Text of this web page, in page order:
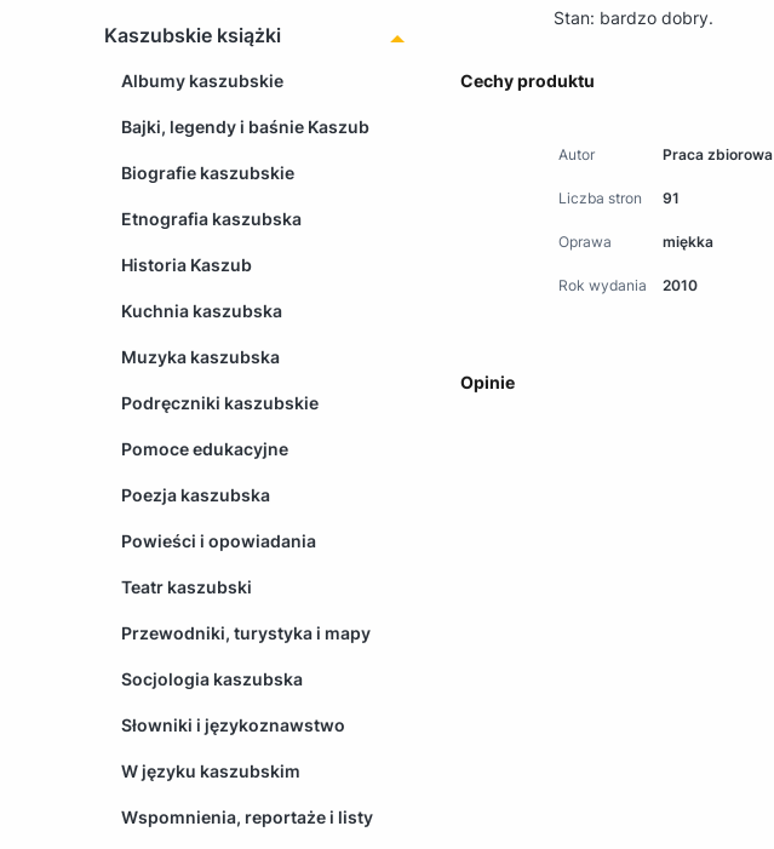
Kaszubskie książki
Albumy kaszubskie
Bajki, legendy i baśnie Kaszub
Biografie kaszubskie
Etnografia kaszubska
Historia Kaszub
Kuchnia kaszubska
Muzyka kaszubska
Podręczniki kaszubskie
Pomoce edukacyjne
Poezja kaszubska
Powieści i opowiadania
Teatr kaszubski
Przewodniki, turystyka i mapy
Socjologia kaszubska
Słowniki i językoznawstwo
W języku kaszubskim
Wspomnienia, reportaże i listy
Stan: bardzo dobry.
Cechy produktu
Autor Praca zbiorowa
Liczba stron 91
Oprawa miękka
Rok wydania 2010
Opinie